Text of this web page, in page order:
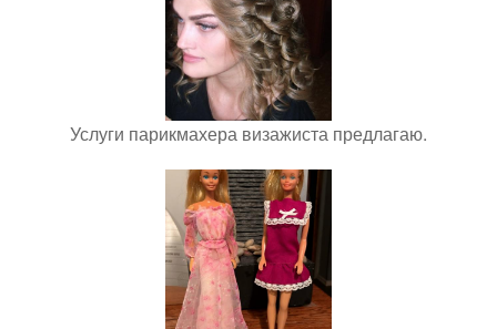
Услуги парикмахера визажиста предлагаю.